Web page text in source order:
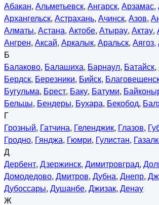
Абакан, Альметьевск, Ангарск, Арзамас,
Архангельск, Астрахань, Ачинск, Азов,
Алматы, Астана, Актобе, Атырау, Актау,
Ангрен, Аксай, Аркалык, Аральск, Аягоз,
Б
Балаково, Балашиха, Барнаул, Батайск,
Бердск, Березники, Бийск,
Бугульма, Брест, Баку, Батуми,
Бельцы, Бендеры, Бухара, Бекобод,
Г
Грозный, Гатчина, Геленджик, Глазов,
Гродно, Гянджа, Гюмри, Гулистан,
Д
Дербент, Дзержинск, Димитровград,
Домодедово, Дмитров, Дубна, Днепр,
Дубоссары, Душанбе, Джизак, Денау
Ж